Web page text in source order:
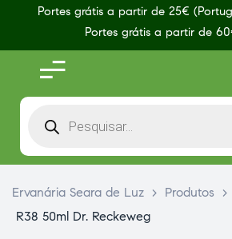
Portes grátis a partir de 25€
Portes grátis a partir de
Ervanária Seara de Luz > Produtos
>
R38 50ml Dr. Reckeweg